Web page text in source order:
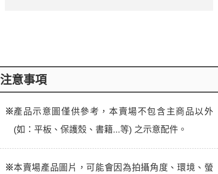
注意事項
※產品示意圖僅供參考，本賣場不包含主商品以外
(如：平板、保護殼、書籍...等) 之示意配件。
※本賣場產品圖片，可能會因為拍攝角度、環境、螢